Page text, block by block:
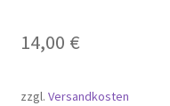
14,00 €
zzgl. Versandkosten